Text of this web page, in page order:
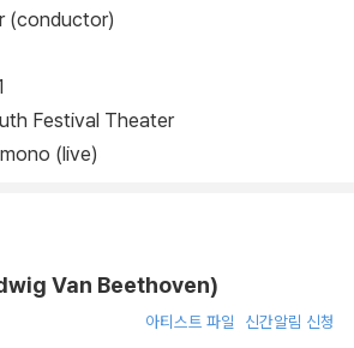
(conductor)
Festival Theater
(live)
Van Beethoven)
아티스트 파일 신간알림 신청